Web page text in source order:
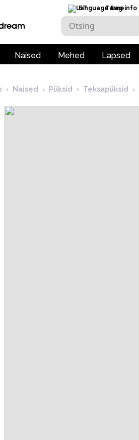
ET Tarneinfo
Naised Mehed Lapsed
› Naised › Püksid › Teksapüksid ›